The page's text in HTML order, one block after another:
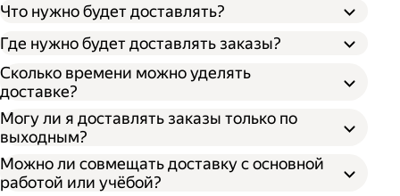
Через парк;
Через парк как самозанятый;
Как самозанятый;
Как индивидуальный предприниматель;
Что нужно будет доставлять?
Где нужно будет доставлять заказы?
Сколько времени можно уделять
доставке?
Могу ли я доставлять заказы только по
выходным?
Можно ли совмещать доставку с основной
работой или учёбой?